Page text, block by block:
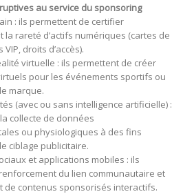
au service du sponsoring
: ils permettent de certifier
la rareté d’actifs numériques (cartes de
droits d’accès).
virtuelle : ils permettent de créer
pour les événements sportifs ou
marque.
(avec ou sans intelligence artificielle) :
collecte de données
ou physiologiques à des fins
ciblage publicitaire.
et applications mobiles : ils
du lien communautaire et
de contenus sponsorisés interactifs.